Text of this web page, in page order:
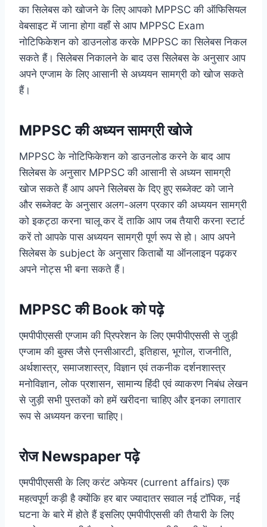
का सिलेबस को खोजने के लिए आपको MPPSC की ऑफिसियल
वेबसाइट में जाना होगा वहाँ से आप MPPSC Exam
नोटिफिकेशन को डाउनलोड करके MPPSC का सिलेबस निकल
सकते हैं। सिलेबस निकालने के बाद उस सिलेबस के अनुसार आप
अपने एग्जाम के लिए आसानी से अध्ययन सामग्री को खोज सकते
हैं।
MPPSC की अध्यन सामग्री खोजे
MPPSC के नोटिफिकेशन को डाउनलोड करने के बाद आप
सिलेबस के अनुसार MPPSC की आसानी से अध्यन सामग्री
खोज सकते हैं आप अपने सिलेबस के दिए हुए सब्जेक्ट को जाने
और सब्जेक्ट के अनुसार अलग-अलग प्रकार की अध्ययन सामग्री
को इकट्ठा करना चालू कर दें ताकि आप जब तैयारी करना स्टार्ट
करें तो आपके पास अध्ययन सामग्री पूर्ण रूप से हो। आप अपने
सिलेबस के subject के अनुसार किताबों या ऑनलाइन पढ़कर
अपने नोट्स भी बना सकते हैं।
MPPSC की Book को पढ़े
एमपीपीएससी एग्जाम की प्रिपरेशन के लिए एमपीपीएससी से जुड़ी
एग्जाम की बुक्स जैसे एनसीआरटी, इतिहास, भूगोल, राजनीति,
अर्थशास्त्र, समाजशास्त्र, विज्ञान एवं तकनीक दर्शनशास्त्र
मनोविज्ञान, लोक प्रशासन, सामान्य हिंदी एवं व्याकरण निबंध लेखन
से जुड़ी सभी पुस्तकों को हमें खरीदना चाहिए और इनका लगातार
रूप से अध्ययन करना चाहिए।
रोज Newspaper पढ़े
एमपीपीएससी के लिए करंट अफेयर (current affairs) एक
महत्वपूर्ण कड़ी है क्योंकि हर बार ज्यादातर सवाल नई टॉपिक, नई
घटना के बारे में होते हैं इसलिए एमपीपीएससी की तैयारी के लिए